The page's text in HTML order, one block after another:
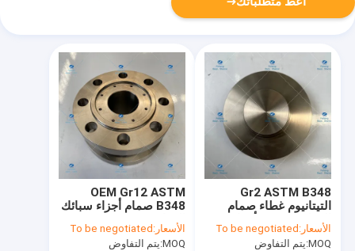
OEM Gr12 ASTM
B348 صمام أجزاء سبائك
التيتانيوم
الأسعار: To be negotiated
MOQ: يتم التفاوض
Gr2 ASTM B348
التيتانيوم غطاء صمام
التيتانيوم تزوير أجزاء
مقاومة للحرارة
الأسعار: To be negotiated
MOQ: يتم التفاوض